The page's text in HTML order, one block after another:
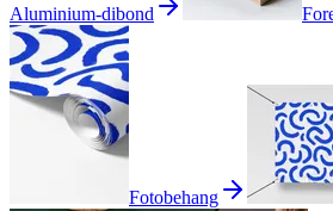
Aluminium-dibond
Fotobehang